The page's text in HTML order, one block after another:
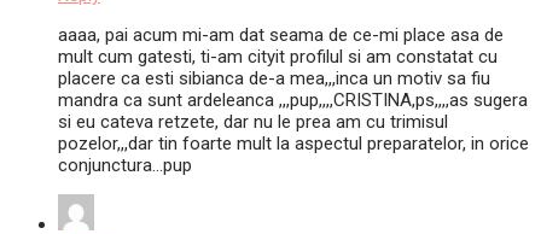
aaaa, pai acum mi-am dat seama de ce-mi place asa de
mult cum gatesti, ti-am cityit profilul si am constatat cu
placere ca esti sibianca de-a mea,,,inca un motiv sa fiu
mandra ca sunt ardeleanca ,,,pup,,,,CRISTINA,ps,,,,as sugera
si eu cateva retzete, dar nu le prea am cu trimisul
pozelor,,,dar tin foarte mult la aspectul preparatelor, in orice
conjunctura…pup